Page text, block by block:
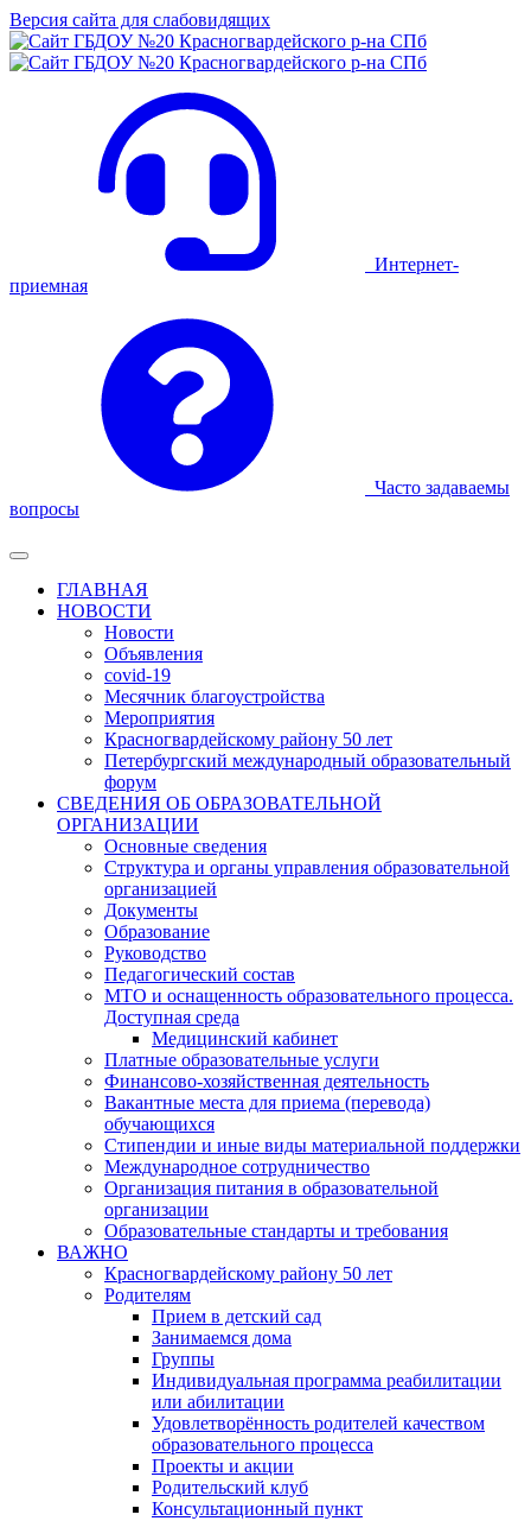
Версия сайта для слабовидящих
Интернет-
приемная
Часто задаваемы
вопросы
ГЛАВНАЯ
НОВОСТИ
Новости
Объявления
covid-19
Месячник благоустройства
Мероприятия
Красногвардейскому району 50 лет
Петербургский международный образовательный
форум
СВЕДЕНИЯ ОБ ОБРАЗОВАТЕЛЬНОЙ
ОРГАНИЗАЦИИ
Основные сведения
Структура и органы управления образовательной
организацией
Документы
Образование
Руководство
Педагогический состав
МТО и оснащенность образовательного процесса.
Доступная среда
Медицинский кабинет
Платные образовательные услуги
Финансово-хозяйственная деятельность
Вакантные места для приема (перевода)
обучающихся
Стипендии и иные виды материальной поддержки
Международное сотрудничество
Организация питания в образовательной
организации
Образовательные стандарты и требования
ВАЖНО
Красногвардейскому району 50 лет
Родителям
Прием в детский сад
Занимаемся дома
Группы
Индивидуальная программа реабилитации
или абилитации
Удовлетворённость родителей качеством
образовательного процесса
Проекты и акции
Родительский клуб
Консультационный пункт